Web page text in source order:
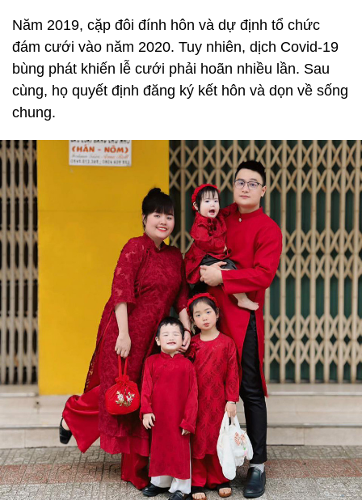
Năm 2019, cặp đôi đính hôn và dự định tổ chức
đám cưới vào năm 2020. Tuy nhiên, dịch Covid-19
bùng phát khiến lễ cưới phải hoãn nhiều lần. Sau
cùng, họ quyết định đăng ký kết hôn và dọn về sống
chung.